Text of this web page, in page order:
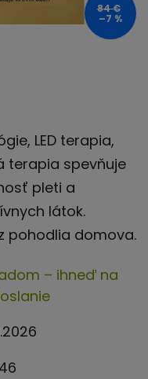
LED terapia,
terapia spevňuje
pleti a
látok.
pohodlia domova.
– ihneď na
84 €
–7 %